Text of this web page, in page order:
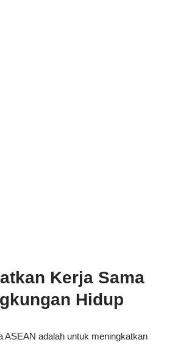
Kerja Sama
Hidup
ASEAN adalah untuk meningkatkan